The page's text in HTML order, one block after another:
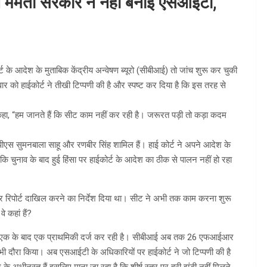
के आदेश के मुताबिक केंद्रीय अन्वेषण ब्यूरो (सीबीआई) तो जांच शुरू कर चुकी
हाईकोर्ट ने तीखी टिप्पणी की है और स्पष्ट कर दिया है कि इस तरह से
“हम जानते हैं कि सीट काम नहीं कर रही है। जरूरत पड़ी तो कड़ा कदम
सुमनबाला साहू और रणबीर सिंह शामिल हैं। हाई कोर्ट ने अपने आदेश के
चुनाव के बाद हुई हिंसा पर हाईकोर्ट के आदेश का ठीक से पालन नहीं हो रहा
दाखिल करने का निर्देश दिया था। सीट ने अभी तक काम करना शुरू
कहां हैं?
एक के बाद एक प्राथमिकी दर्ज कर रही है। सीबीआई अब तक 26 एफआईआर
किया। अब एसआईटी के अधिकारियों पर हाईकोर्ट ने जो टिप्पणी की है